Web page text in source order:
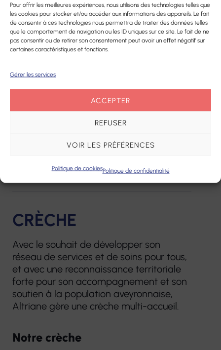
Pour offrir les meilleures expériences, nous utilisons des technologies telles que
les cookies pour stocker et/ou accéder aux informations des appareils. Le fait
de consentir à ces technologies nous permettra de traiter des données telles
que le comportement de navigation ou les ID uniques sur ce site. Le fait de ne
pas consentir ou de retirer son consentement peut avoir un effet négatif sur
certaines caractéristiques et fonctions.
Gérer les services
ACCEPTER
REFUSER
VOIR LES PRÉFÉRENCES
Politique de cookiesPolitique de confidentialité
CRÈCHE
Avec le souhait de développer son
réseau de services et de soins pour tous,
et avec une reconnaissance territoriale
forte pour son accompagnement et son
soutien à la population aveyronnaise,
Altriane gère une crèche multi-accueil.
Notre crèche